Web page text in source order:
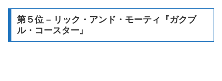
第５位 – リック・アンド・モーティ『ガクブ
ル・コースター』